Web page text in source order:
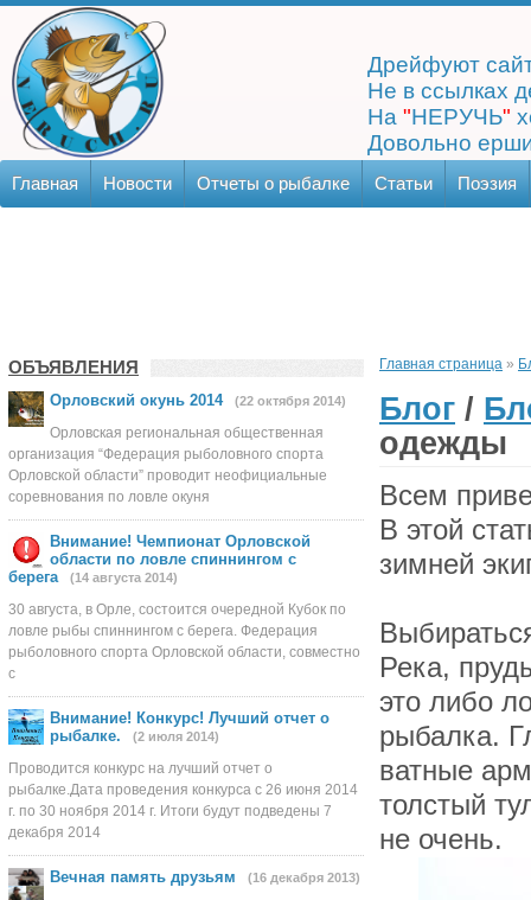
Дрейфуют
Не в ссылках
На "НЕРУЧЬ"
Довольно
Главная Новости Отчеты о рыбалке Статьи Поэзия
ОБЪЯВЛЕНИЯ
Орловский окунь 2014 (22 октября 2014)
Орловская региональная общественная
организация “Федерация рыболовного спорта
Орловской области” проводит неофициальные
соревнования по ловле окуня
Внимание! Чемпионат Орловской
области по ловле спиннингом с
берега
(14 августа 2014)
30 августа, в Орле, состоится очередной Кубок по
ловле рыбы спиннингом с берега. Федерация
рыболовного спорта Орловской области, совместно
с
Внимание! Конкурс! Лучший отчет о
рыбалке.
(2 июля 2014)
Проводится конкурс на лучший отчет о
рыбалке.Дата проведения конкурса с 26 июня 2014
г. по 30 ноября 2014 г. Итоги будут подведены 7
декабря 2014
Вечная память друзьям (16 декабря 2013)
Главная страница »
Блог /
одежды
Всем
В этой
зимней
Река,
это либо
рыбалка.
ватные
толстый
не очень.